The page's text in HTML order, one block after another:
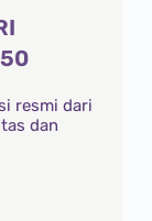
resmi dari
dan